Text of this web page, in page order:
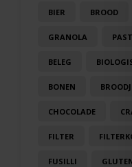
BIER BROOD
GRANOLA
BELEG
BONEN
CHOCOLADE
FILTER
FUSILLI